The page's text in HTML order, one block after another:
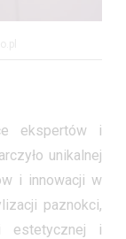
ekspertów i
unikalnej
i innowacji w
paznokci,
estetycznej i